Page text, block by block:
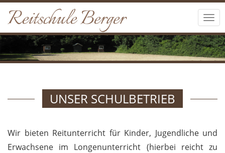
Reitschule Berger
UNSER SCHULBETRIEB
Wir bieten Reitunterricht für Kinder, Jugendliche und
Erwachsene im Longenunterricht (hierbei reicht zu